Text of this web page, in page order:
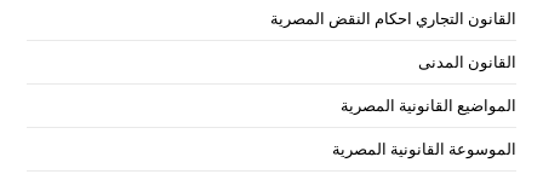
القانون التجاري احكام النقض المصرية
القانون المدنى
المواضيع القانونية المصرية
الموسوعة القانونية المصرية